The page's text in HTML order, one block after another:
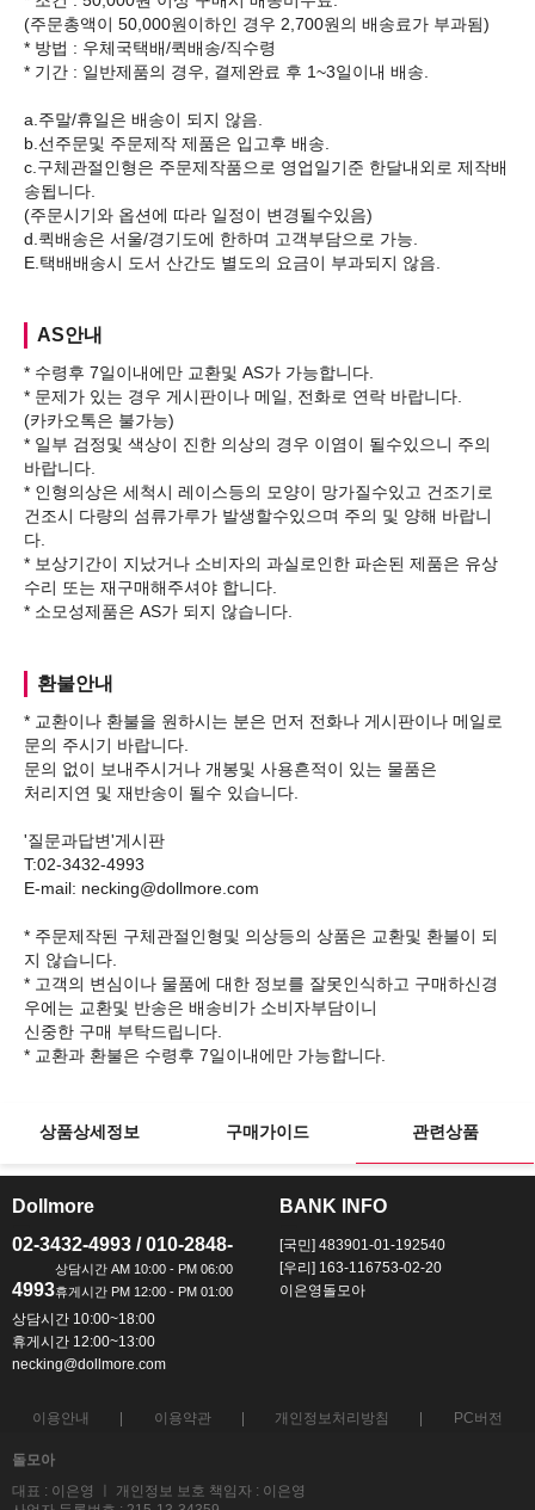
(주문총액이 50,000원이하인 경우 2,700원의 배송료가 부과됨)
* 방법 : 우체국택배/퀵배송/직수령
* 기간 : 일반제품의 경우, 결제완료 후 1~3일이내 배송.
a.주말/휴일은 배송이 되지 않음.
b.선주문및 주문제작 제품은 입고후 배송.
c.구체관절인형은 주문제작품으로 영업일기준 한달내외로 제작배
송됩니다.
(주문시기와 옵션에 따라 일정이 변경될수있음)
d.퀵배송은 서울/경기도에 한하며 고객부담으로 가능.
AS안내
* 수령후 7일이내에만 교환및 AS가 가능합니다.
* 문제가 있는 경우 게시판이나 메일, 전화로 연락 바랍니다.
(카카오톡은 불가능)
* 일부 검정및 색상이 진한 의상의 경우 이염이 될수있으니 주의
바랍니다.
* 인형의상은 세척시 레이스등의 모양이 망가질수있고 건조기로
건조시 다량의 섬류가루가 발생할수있으며 주의 및 양해 바랍니
다.
* 보상기간이 지났거나 소비자의 과실로인한 파손된 제품은 유상
수리 또는 재구매해주셔야 합니다.
환불안내
* 교환이나 환불을 원하시는 분은 먼저 전화나 게시판이나 메일로
문의 주시기 바랍니다.
문의 없이 보내주시거나 개봉및 사용흔적이 있는 물품은
처리지연 및 재반송이 될수 있습니다.
'질문과답변'게시판
T:02-3432-4993
E-mail: necking@dollmore.com
* 주문제작된 구체관절인형및 의상등의 상품은 교환및 환불이 되
지 않습니다.
* 고객의 변심이나 물품에 대한 정보를 잘못인식하고 구매하신경
우에는 교환및 반송은 배송비가 소비자부담이니
신중한 구매 부탁드립니다.
상품상세정보 구매가이드 관련상품
Dollmore
02-3432-4993 / 010-2848-
4993
상담시간 10:00~18:00
휴게시간 12:00~13:00
necking@dollmore.com
BANK INFO
[국민] 483901-01-192540
[우리] 163-116753-02-20
이은영돌모아
이용안내 이용약관 개인정보처리방침 PC버전
돌모아
대표 : 이은영 ㅣ 개인정보 보호 책임자 : 이은영